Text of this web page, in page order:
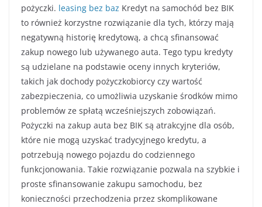
pożyczki. leasing bez baz Kredyt na samochód bez BIK
to również korzystne rozwiązanie dla tych, którzy mają
negatywną historię kredytową, a chcą sfinansować
zakup nowego lub używanego auta. Tego typu kredyty
są udzielane na podstawie oceny innych kryteriów,
takich jak dochody pożyczkobiorcy czy wartość
zabezpieczenia, co umożliwia uzyskanie środków mimo
problemów ze spłatą wcześniejszych zobowiązań.
Pożyczki na zakup auta bez BIK są atrakcyjne dla osób,
które nie mogą uzyskać tradycyjnego kredytu, a
potrzebują nowego pojazdu do codziennego
funkcjonowania. Takie rozwiązanie pozwala na szybkie i
proste sfinansowanie zakupu samochodu, bez
konieczności przechodzenia przez skomplikowane